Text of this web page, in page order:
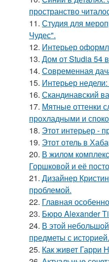
пространство
11. Студия для
Чудес".
12. Интерьер
13. Дом от Studia 54
14. Современная
15. Интерьер
16. Скандинавский
17. Мятные оттенки
прохладными и
18. Этот интерьер -
19. Этот отель в
20. В жилом
Горшковой и её
21. Дизайнер
проблемой.
22. Главная
23. Бюро Alexander
24. В этой
предметы с историей.
25. Как живет Гарри